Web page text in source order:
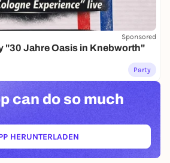
Sponsored
"30 Jahre Oasis in Knebworth"
Party
can do so much
HERUNTERLADEN
(ÖFFNET IN NEUEM TAB)